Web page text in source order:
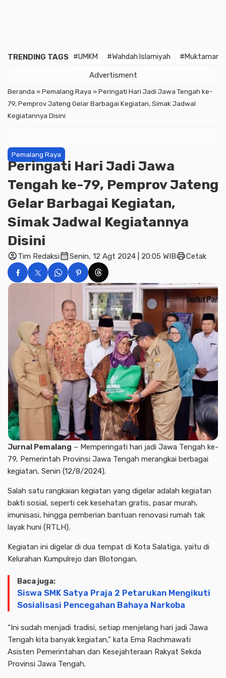
TRENDING TAGS #UMKM #Wahdah Islamiyah #Muktamar
Advertisment
Beranda »Pemalang Raya »Peringati Hari Jadi Jawa Tengah ke-
79, Pemprov Jateng Gelar Barbagai Kegiatan, Simak Jadwal
Kegiatannya Disini
Pemalang Raya
Peringati Hari Jadi Jawa
Tengah ke-79, Pemprov Jateng
Gelar Barbagai Kegiatan,
Simak Jadwal Kegiatannya
Disini
account_circleTim Redaksicalendar_monthSenin, 12 Agt 2024 | 20:05 WIBprintCetak
Jurnal Pemalang – Memperingati hari jadi Jawa Tengah ke-
79, Pemerintah Provinsi Jawa Tengah merangkai berbagai
kegiatan, Senin (12/8/2024).
Salah satu rangkaian kegiatan yang digelar adalah kegiatan
bakti sosial, seperti cek kesehatan gratis, pasar murah,
imunisasi, hingga pemberian bantuan renovasi rumah tak
layak huni (RTLH).
Kegiatan ini digelar di dua tempat di Kota Salatiga, yaitu di
Kelurahan Kumpulrejo dan Blotongan.
Baca juga:
Siswa SMK Satya Praja 2 Petarukan Mengikuti
Sosialisasi Pencegahan Bahaya Narkoba
“Ini sudah menjadi tradisi, setiap menjelang hari jadi Jawa
Tengah kita banyak kegiatan,” kata Ema Rachmawati
Asisten Pemerintahan dan Kesejahteraan Rakyat Sekda
Provinsi Jawa Tengah.